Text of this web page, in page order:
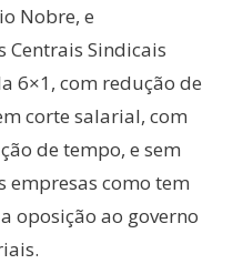
Nobre, e
Centrais Sindicais
6×1, com redução de
corte salarial, com
de tempo, e sem
empresas como tem
oposição ao governo